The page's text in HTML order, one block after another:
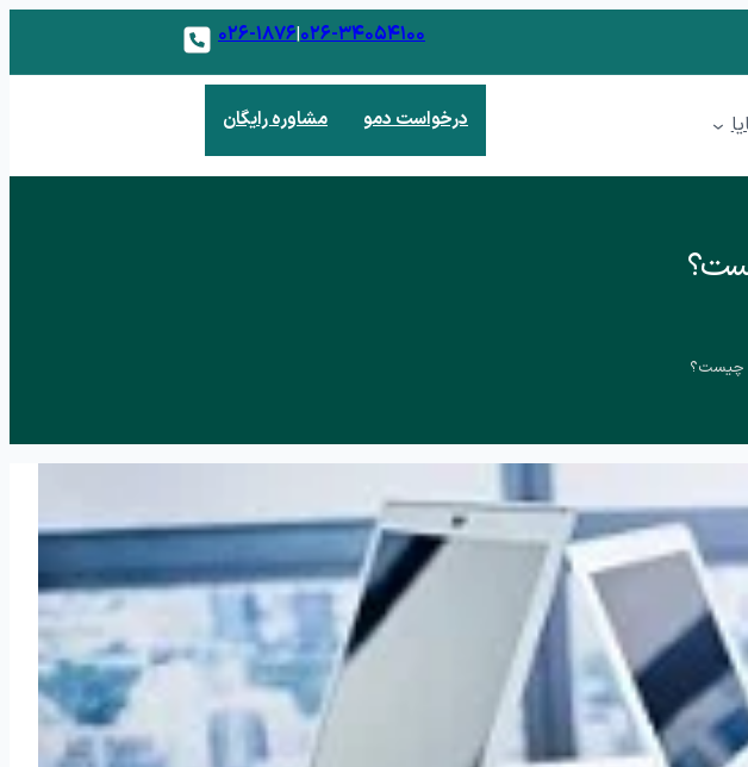
۰۲۶-۳۴۰۵۴۱۰۰|۰۲۶-۱۸۷۶
فروشگاهی پیوند
فرصت فروش
ایجاد و مدیریت مشتریان بالقوه
محصولات
فرم تماس
کار
فرم نظرسنجی
درخواست دمو مشاوره رایگان
چیست؟